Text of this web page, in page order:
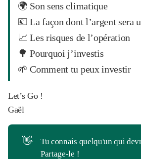
🌍 Son sens climatique
💶 La façon dont l’argent sera
📈 Les risques de l’opération
🌳 Pourquoi j’investis
🌱 Comment tu peux investir
Let’s Go !
Gaël
👋
Tu connais quelqu'un qui
Partage-le !